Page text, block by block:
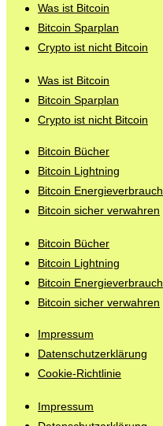
Was ist Bitcoin
Bitcoin Sparplan
Crypto ist nicht Bitcoin
Was ist Bitcoin
Bitcoin Sparplan
Crypto ist nicht Bitcoin
Bitcoin Bücher
Bitcoin Lightning
Bitcoin Energieverbrauch
Bitcoin sicher verwahren
Bitcoin Bücher
Bitcoin Lightning
Bitcoin Energieverbrauch
Bitcoin sicher verwahren
Impressum
Datenschutzerklärung
Cookie-Richtlinie
Impressum